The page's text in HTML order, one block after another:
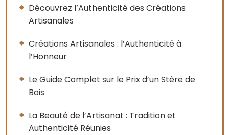
Découvrez l’Authenticité des Créations
Artisanales
Créations Artisanales : l’Authenticité à
l’Honneur
Le Guide Complet sur le Prix d’un Stère de
Bois
La Beauté de l’Artisanat : Tradition et
Authenticité Réunies